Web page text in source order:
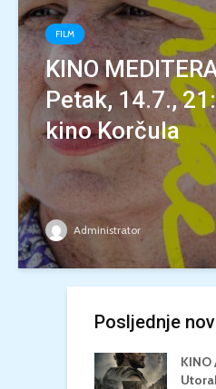
FILM
KINO
Petak, 14.7.,
kino Korčula
Administrator
Posljednje